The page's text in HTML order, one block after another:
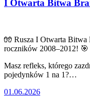
I Otwarta Bitwa
🧤 Rusza I Otwarta
roczników 2008–2012! 🎯
Masz refleks, którego
pojedynków 1 na 1?…
01.06.2026